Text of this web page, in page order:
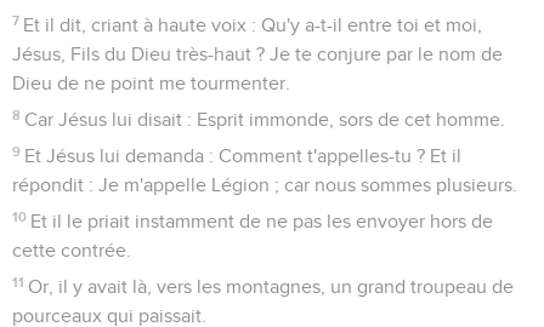
7 Et il dit, criant à haute voix : Qu'y a-t-il entre toi et moi,
Jésus, Fils du Dieu très-haut ? Je te conjure par le nom de
Dieu de ne point me tourmenter.
8 Car Jésus lui disait : Esprit immonde, sors de cet homme.
9 Et Jésus lui demanda : Comment t'appelles-tu ? Et il
répondit : Je m'appelle Légion ; car nous sommes plusieurs.
10 Et il le priait instamment de ne pas les envoyer hors de
cette contrée.
11 Or, il y avait là, vers les montagnes, un grand troupeau de
pourceaux qui paissait.